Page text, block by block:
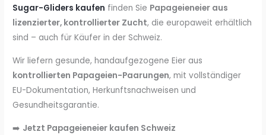
€ 200,00€ 55,00.
Sugar-Gliders kaufen finden Sie Papageieneier aus
lizenzierter, kontrollierter Zucht, die europaweit erhältlich
sind – auch für Käufer in der Schweiz.
Wir liefern gesunde, handaufgezogene Eier aus
kontrollierten Papageien-Paarungen, mit vollständiger
EU-Dokumentation, Herkunftsnachweisen und
Gesundheitsgarantie.
➡️ Jetzt Papageieneier kaufen Schweiz